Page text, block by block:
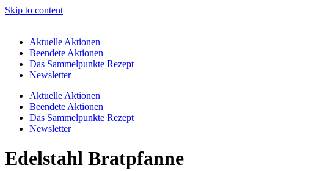
Skip to content
Aktuelle Aktionen
Beendete Aktionen
Das Sammelpunkte Rezept
Newsletter
Aktuelle Aktionen
Beendete Aktionen
Das Sammelpunkte Rezept
Newsletter
Edelstahl Bratpfanne